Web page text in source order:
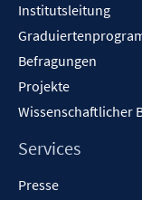
Institutsleitung
Befragungen
Projekte
Wissenschaftlicher
Services
Presse